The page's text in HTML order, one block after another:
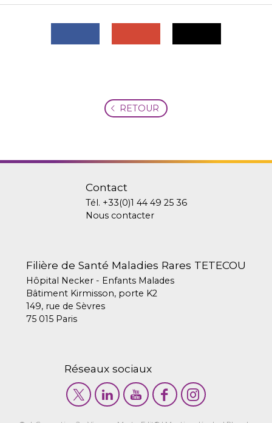
RETOUR
Contact
Tél. +33(0)1 44 49 25 36
Nous contacter
Filière de Santé Maladies Rares TETECOU
Hôpital Necker - Enfants Malades
Bâtiment Kirmisson, porte K2
149, rue de Sèvres
75 015 Paris
Réseaux sociaux